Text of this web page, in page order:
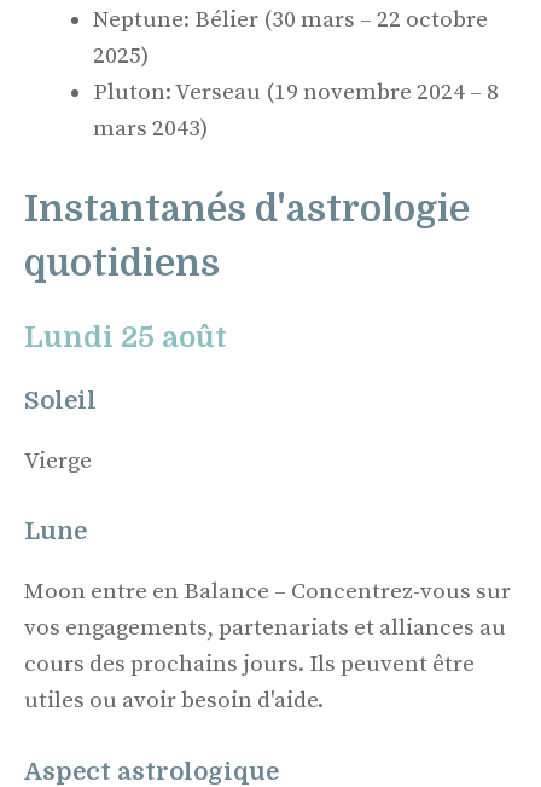
Neptune: Bélier (30 mars – 22 octobre
2025)
Pluton: Verseau (19 novembre 2024 – 8
mars 2043)
Instantanés d'astrologie
quotidiens
Lundi 25 août
Soleil
Vierge
Lune
Moon entre en Balance – Concentrez-vous sur
vos engagements, partenariats et alliances au
cours des prochains jours. Ils peuvent être
utiles ou avoir besoin d'aide.
Aspect astrologique